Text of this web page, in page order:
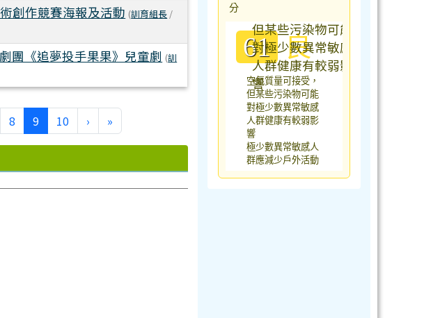
創作競賽海報及活動 (訓育組長 /
團《追夢投手果果》兒童劇 (訓
8 9(current)
10 › »
分
61 良
空氣質量可接受，
但某些污染物可能
對極少數異常敏感
人群健康有較弱影
響
極少數異常敏感人
群應減少戶外活動